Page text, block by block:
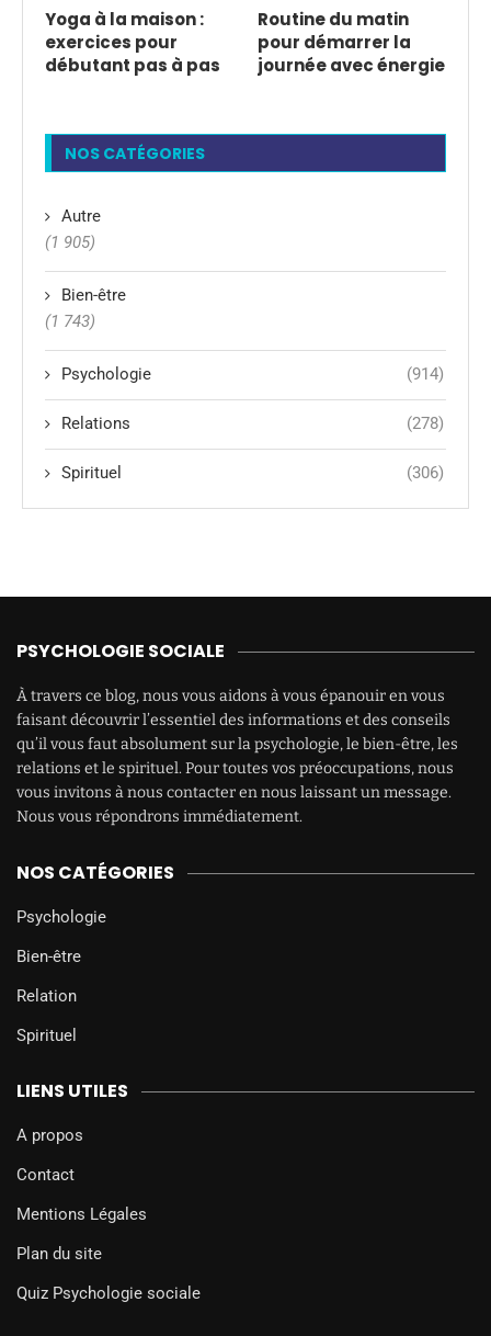
Yoga à la maison :
exercices pour
débutant pas à pas
Routine du matin
pour démarrer la
journée avec énergie
NOS CATÉGORIES
Autre
(1 905)
Bien-être
(1 743)
Psychologie (914)
Relations (278)
Spirituel (306)
PSYCHOLOGIE SOCIALE
À travers ce blog, nous vous aidons à vous épanouir en vous
faisant découvrir l’essentiel des informations et des conseils
qu’il vous faut absolument sur la psychologie, le bien-être, les
relations et le spirituel. Pour toutes vos préoccupations, nous
vous invitons à nous contacter en nous laissant un message.
Nous vous répondrons immédiatement.
NOS CATÉGORIES
Psychologie
Bien-être
Relation
Spirituel
LIENS UTILES
A propos
Contact
Mentions Légales
Plan du site
Quiz Psychologie sociale